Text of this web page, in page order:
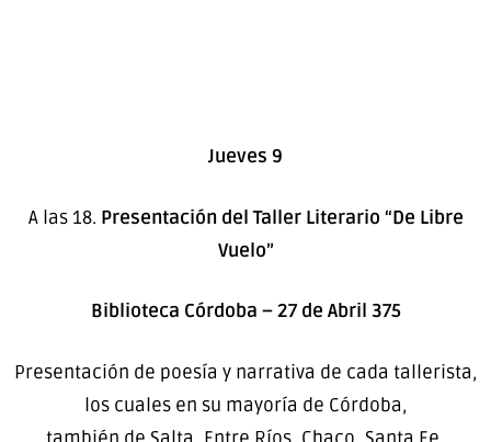
Jueves 9
A las 18. Presentación del Taller Literario “De Libre
Vuelo”
Biblioteca Córdoba – 27 de Abril 375
Presentación de poesía y narrativa de cada tallerista,
los cuales en su mayoría de Córdoba,